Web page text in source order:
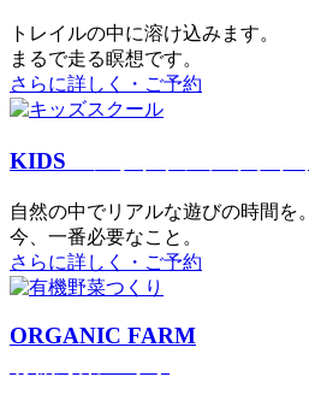
トレイルの中に溶け込みます。
まるで⾛る瞑想です。
さらに詳しく・ご予約
KIDS
⾃然の中でリアルな遊びの時間を。
今、⼀番必要なこと。
さらに詳しく・ご予約
ORGANIC FARM